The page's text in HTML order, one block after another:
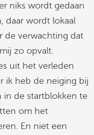
niks wordt gedaan
daar wordt lokaal
de verwachting dat
zo opvalt.
uit het verleden
ik heb de neiging bij
de startblokken te
om het
En niet een